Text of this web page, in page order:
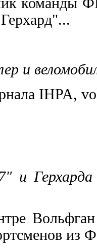
и
IHPA,
и
из